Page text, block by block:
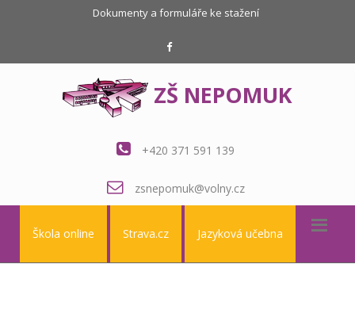
Dokumenty a formuláře ke stažení
ZŠ NEPOMUK
+420 371 591 139
zsnepomuk@volny.cz
Škola online Strava.cz Jazyková učebna